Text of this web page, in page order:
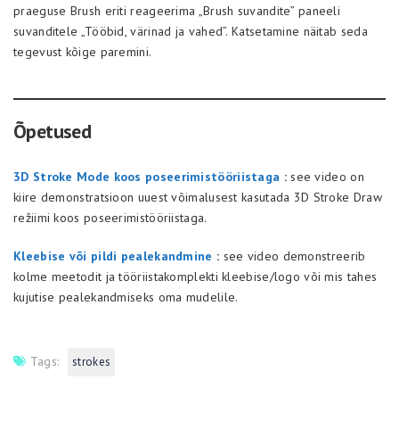
praeguse Brush eriti reageerima „Brush suvandite” paneeli
suvanditele „Tööbid, värinad ja vahed”. Katsetamine näitab seda
tegevust kõige paremini.
Õpetused
3D Stroke Mode koos poseerimistööriistaga :see video on
kiire demonstratsioon uuest võimalusest kasutada 3D Stroke Draw
režiimi koos poseerimistööriistaga.
Kleebise või pildi pealekandmine : see video demonstreerib
kolme meetodit ja tööriistakomplekti kleebise/logo või mis tahes
kujutise pealekandmiseks oma mudelile.
Tags: strokes